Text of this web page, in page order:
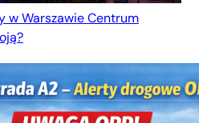
w Warszawie Centrum